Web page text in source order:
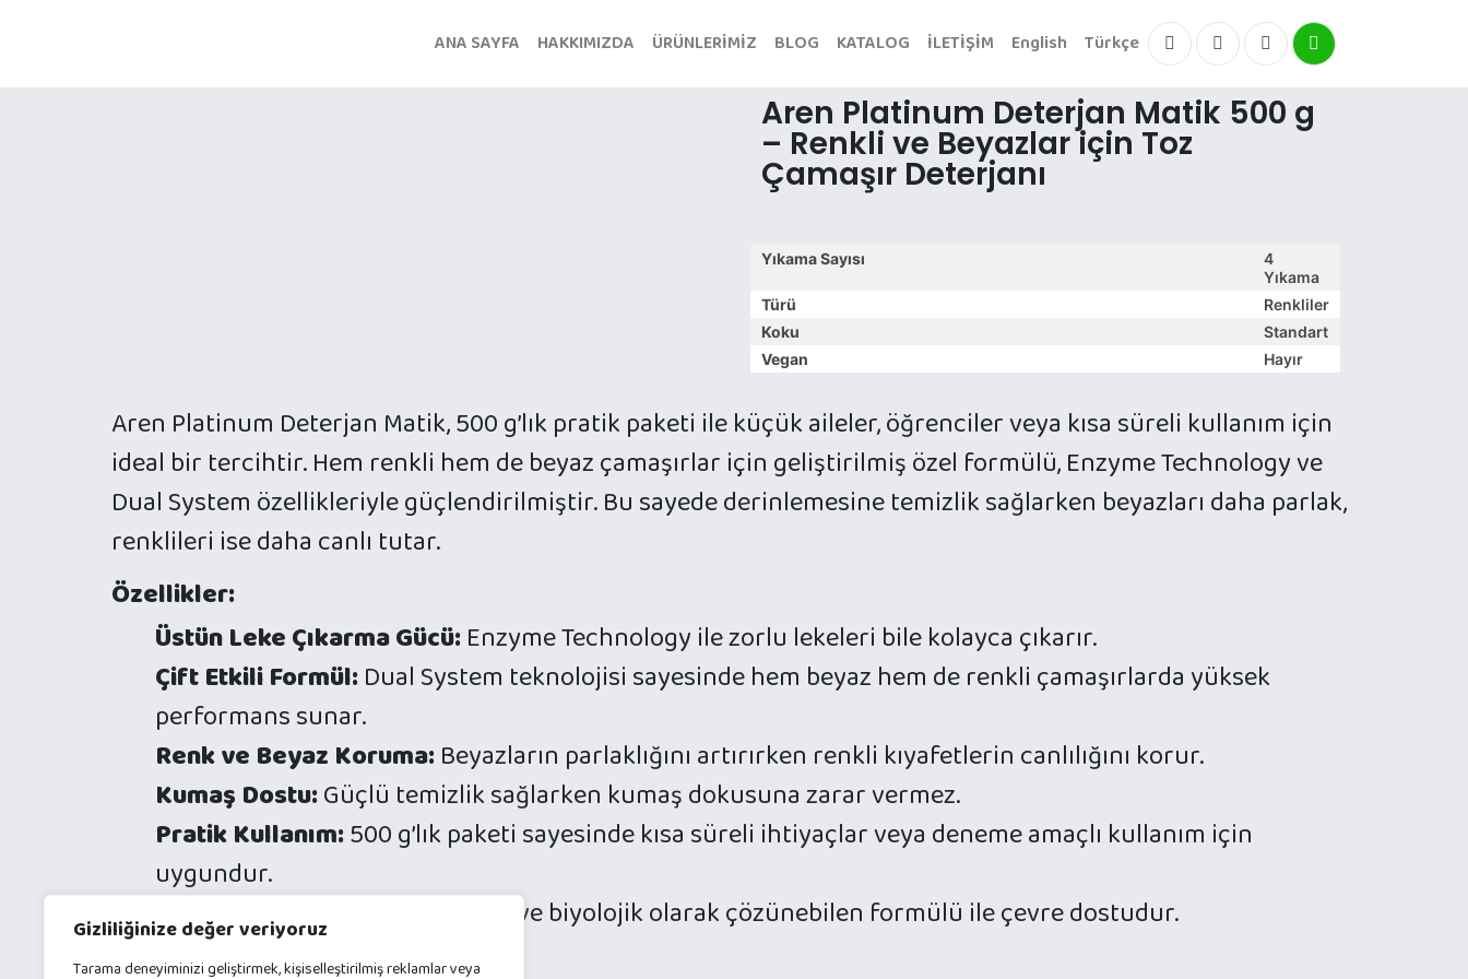
Gizliliğinize değer veriyoruz
Tarama deneyiminizi geliştirmek, kişiselleştirilmiş reklamlar veya
ANA SAYFA HAKKIMIZDA ÜRÜNLERİMİZ BLOG KATALOG İLETİŞİM English Türkçe FacebookInstagramInstagramInstagram
Aren Platinum Deterjan Matik 500 g
– Renkli ve Beyazlar için Toz
Çamaşır Deterjanı
Yıkama Sayısı
4
Yıkama
Türü
Renkliler
Koku
Standart
Vegan
Hayır
Aren Platinum Deterjan Matik, 500 g’lık pratik paketi ile küçük aileler, öğrenciler veya kısa süreli kullanım için
ideal bir tercihtir. Hem renkli hem de beyaz çamaşırlar için geliştirilmiş özel formülü, Enzyme Technology ve
Dual System özellikleriyle güçlendirilmiştir. Bu sayede derinlemesine temizlik sağlarken beyazları daha parlak,
renklileri ise daha canlı tutar.
Özellikler:
Üstün Leke Çıkarma Gücü:Enzyme Technology ile zorlu lekeleri bile kolayca çıkarır.
Çift Etkili Formül:Dual System teknolojisi sayesinde hem beyaz hem de renkli çamaşırlarda yüksek
performans sunar.
Renk ve Beyaz Koruma:Beyazların parlaklığını artırırken renkli kıyafetlerin canlılığını korur.
Kumaş Dostu:Güçlü temizlik sağlarken kumaş dokusuna zarar vermez.
Pratik Kullanım:500 g’lık paketi sayesinde kısa süreli ihtiyaçlar veya deneme amaçlı kullanım için
uygundur.
Çevre Bilinci:Fosfat içermeyen ve biyolojik olarak çözünebilen formülü ile çevre dostudur.
Kullanım Talimatları: